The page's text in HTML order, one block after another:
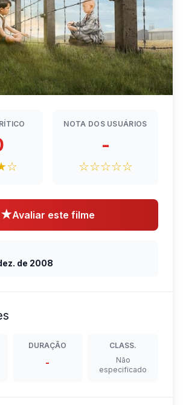
NOTA DOS USUÁRIOS
-
☆☆☆☆☆
★Avaliar este filme
de 2008
DURAÇÃO
-
CLASS.
Não
especificado